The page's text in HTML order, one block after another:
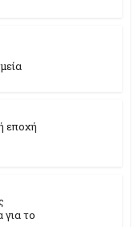
εποχή
για το